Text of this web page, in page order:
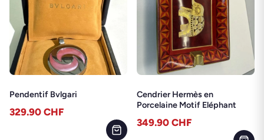
Pendentif Bvlgari
329.90 CHF
Cendrier Hermès en
Porcelaine Motif Eléphant
349.90 CHF